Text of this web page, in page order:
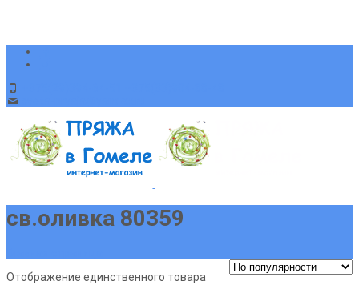
св.оливка 80359
Отображение единственного товара